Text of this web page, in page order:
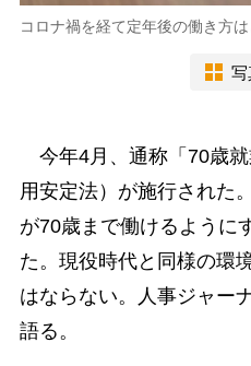
コロナ禍を経て定年後の働き方
写
今年4月、通称「70歳
用安定法）が施行された
が70歳まで働けるように
た。現役時代と同様の環
はならない。人事ジャー
語る。